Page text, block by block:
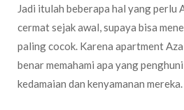
Jadi itulah beberapa hal yang perlu
cermat sejak awal, supaya bisa
paling cocok. Karena apartment
benar memahami apa yang
kedamaian dan kenyamanan mereka.